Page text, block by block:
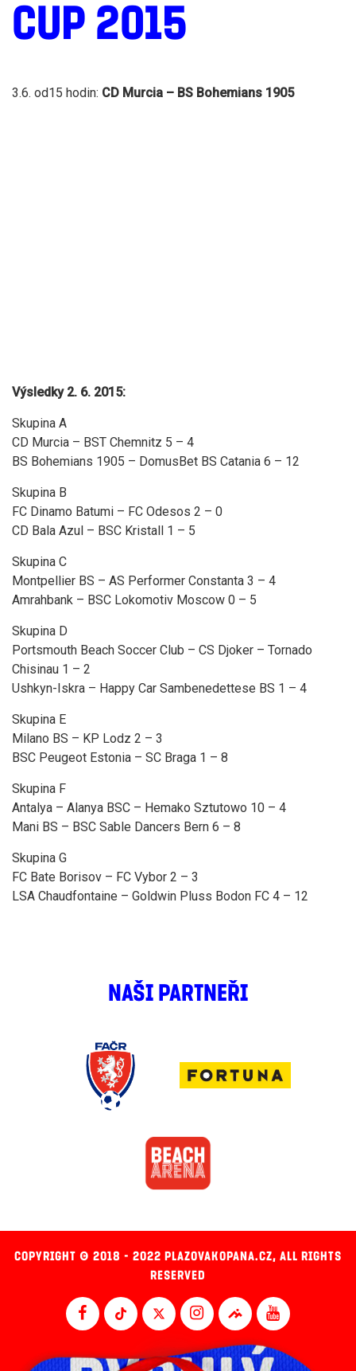
CUP 2015
3.6. od15 hodin: CD Murcia – BS Bohemians 1905
Výsledky 2. 6. 2015:
Skupina A
CD Murcia – BST Chemnitz 5 – 4
BS Bohemians 1905 – DomusBet BS Catania 6 – 12
Skupina B
FC Dinamo Batumi – FC Odesos 2 – 0
CD Bala Azul – BSC Kristall 1 – 5
Skupina C
Montpellier BS – AS Performer Constanta 3 – 4
Amrahbank – BSC Lokomotiv Moscow 0 – 5
Skupina D
Portsmouth Beach Soccer Club – CS Djoker – Tornado
Chisinau 1 – 2
Ushkyn-Iskra – Happy Car Sambenedettese BS 1 – 4
Skupina E
Milano BS – KP Lodz 2 – 3
BSC Peugeot Estonia – SC Braga 1 – 8
Skupina F
Antalya – Alanya BSC – Hemako Sztutowo 10 – 4
Mani BS – BSC Sable Dancers Bern 6 – 8
Skupina G
FC Bate Borisov – FC Vybor 2 – 3
LSA Chaudfontaine – Goldwin Pluss Bodon FC 4 – 12
NAŠI PARTNEŘI
COPYRIGHT © 2018 - 2022 PLAZOVAKOPANA.CZ, ALL RIGHTS
RESERVED